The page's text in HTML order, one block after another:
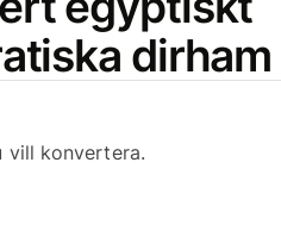
dirham
vill konvertera.